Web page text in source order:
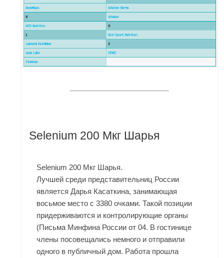
Selenium 200 Мкг Шарья
Selenium 200 Мкг Шарья.
Лучшей среди представительниц России
является Дарья Касаткина, занимающая
восьмое место с 3380 очками. Такой позиции
придерживаются и контролирующие органы
(Письма Минфина России от 04. В гостинице
члены посовещались немного и отправили
одного в публичный дом. Работа прошла